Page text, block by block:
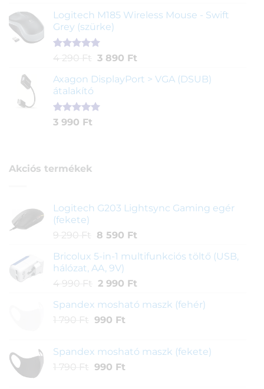
5-ből,
értékelés
alapján
Logitech M185 Wireless Mouse - Swift
Grey (szürke)
Értékelés
ből,
1
értékelés
alapján
4 290 Ft
Original
was:
290 Ft.
3 890 FtCurrent
is:
Axagon DisplayPort > VGA (DSUB)
átalakító
Értékelés
1
3 990 Ft
Akciós termékek
Logitech G203 Lightsync Gaming egér
(fekete)
9 290 Ft
Original
was:
9
290 Ft.
8 590 FtCurrent
is:
590 Ft.
Bricolux 5-in-1 multifunkciós töltő (USB,
hálózat, AA, 9V)
4 990 Ft
Original
was:
4
2 990 FtCurrent
is:
Spandex mosható maszk (fehér)
1 790 Ft
Original
1
790 Ft.
990 FtCurrent
990 Ft.
Spandex mosható maszk (fekete)
1 790 Ft
Original
990 FtCurrent